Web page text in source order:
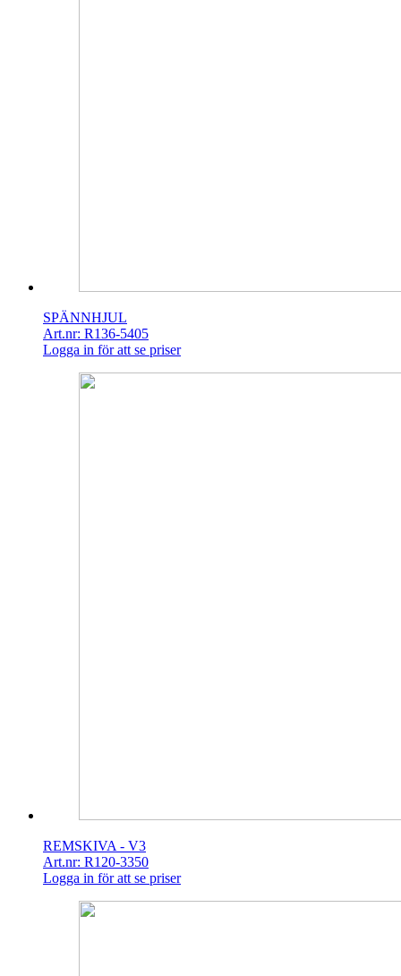
SPÄNNHJUL
Art.nr: R136-5405
Logga in för att se priser
REMSKIVA - V3
Art.nr: R120-3350
Logga in för att se priser